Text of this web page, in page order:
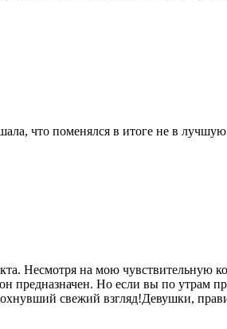
что поменялся в итоге не в лучшую
Несмотря на мою чувствительную
предназначен. Но если вы по утрам
свежий взгляд!Девушки,